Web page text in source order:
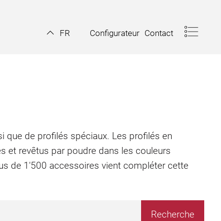
FR Configurateur Contact
que de profilés spéciaux. Les profilés en
et revêtus par poudre dans les couleurs
de 1'500 accessoires vient compléter cette